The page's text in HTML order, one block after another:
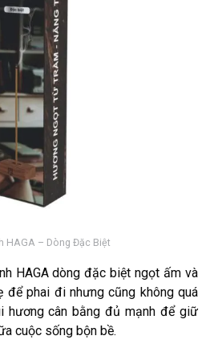
HAGA – Dòng Đặc Biệt
HAGA dòng đặc biệt ngọt ấm và
để phai đi nhưng cũng không quá
hương cân bằng đủ mạnh để giữ
cuộc sống bộn bề.